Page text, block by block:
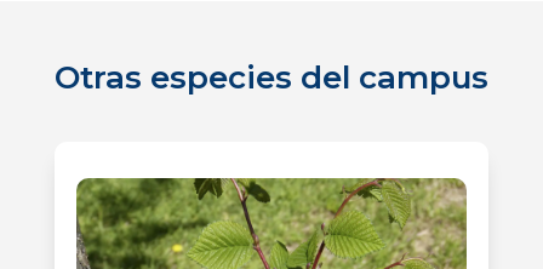
Otras especies del campus